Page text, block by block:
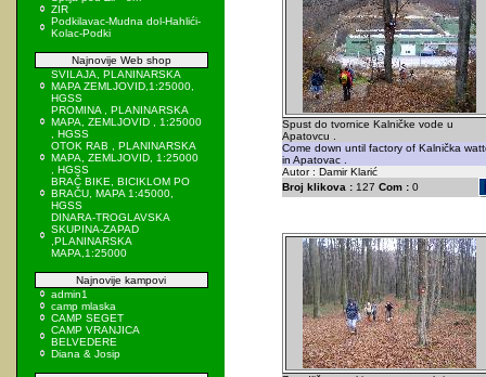
ZIR
Podkilavac-Mudna dol-Hahlići-
Kolac-Podki
Najnovije Web shop
SVILAJA, PLANINARSKA
MAPA ZEMLJOVID,1:25000,
HGSS
PROMINA , PLANINARSKA
MAPA, ZEMLJOVID , 1:25000
, HGSS
OTOK RAB , PLANINARSKA
MAPA, ZEMLJOVID, 1:25000
, HGSS
BRAČ BIKE, BICIKLOM PO
BRAČU, MAPA 1:45000,
HGSS
DINARA-TROGLAVSKA
SKUPINA-ZAPAD
,PLANINARSKA
MAPA,1:25000
Najnovije kampovi
admin1
camp mlaska
CAMP SEGET
CAMP VRANJICA
BELVEDERE
Diana & Josip
Spust do tvornice Kalničke vode u
Apatovcu .
Come down until factory of Kalnička
in Apatovac .
Autor : Damir Klarić
Broj klikova :127 Com :0